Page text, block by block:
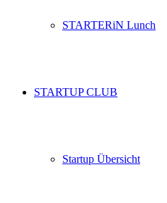
STARTERiN Lunch
STARTUP CLUB
Startup Übersicht